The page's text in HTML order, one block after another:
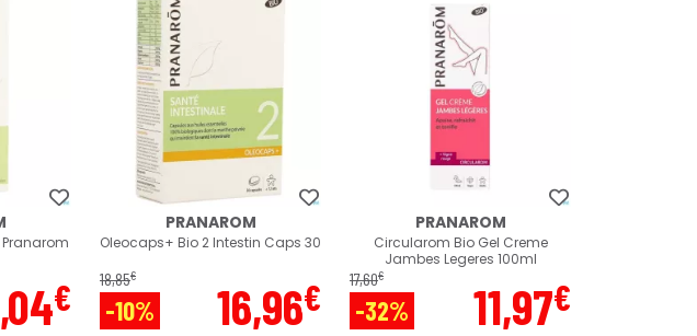
,04€
PRANAROM
Oleocaps+ Bio 2 Intestin Caps 30
18,85€
-10% 16,96€
PRANAROM
Circularom Bio Gel Creme
Jambes Legeres 100ml
17,60€
-32% 11,97€